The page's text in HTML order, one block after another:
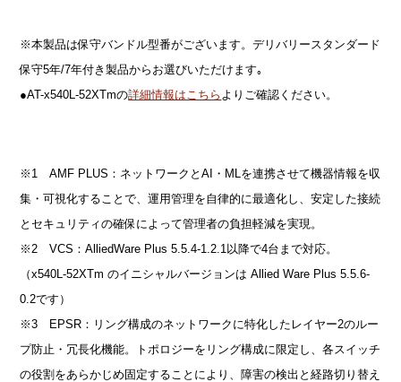
※本製品は保守バンドル型番がございます。デリバリースタンダード
保守5年/7年付き製品からお選びいただけます｡
●AT-x540L-52XTmの詳細情報はこちら よりご確認ください。
※1 AMF PLUS：ネットワークとAI・MLを連携させて機器情報を収
集・可視化することで、運用管理を自律的に最適化し、安定した接続
とセキュリティの確保によって管理者の負担軽減を実現。
※2 VCS：AlliedWare Plus 5.5.4-1.2.1以降で4台まで対応。
（x540L-52XTm のイニシャルバージョンは Allied Ware Plus 5.5.6-
0.2です）
※3 EPSR：リング構成のネットワークに特化したレイヤー2のルー
プ防止・冗長化機能。トポロジーをリング構成に限定し、各スイッチ
の役割をあらかじめ固定することにより、障害の検出と経路切り替え